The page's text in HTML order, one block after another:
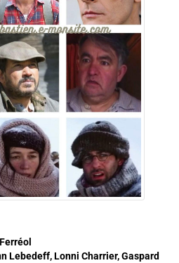
Lebedeff, Lonni Charrier, Gaspard